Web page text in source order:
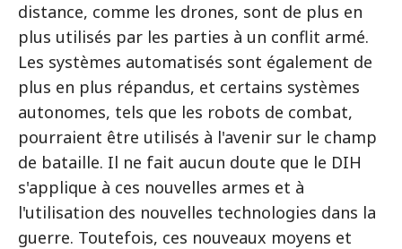
distance, comme les drones, sont de plus en
plus utilisés par les parties à un conflit armé.
Les systèmes automatisés sont également de
plus en plus répandus, et certains systèmes
autonomes, tels que les robots de combat,
pourraient être utilisés à l'avenir sur le champ
de bataille. Il ne fait aucun doute que le DIH
s'applique à ces nouvelles armes et à
l'utilisation des nouvelles technologies dans la
guerre. Toutefois, ces nouveaux moyens et